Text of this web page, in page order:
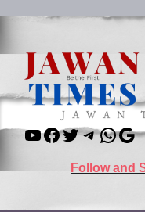
content
YouTube
Facebook
Twitter
Follow and